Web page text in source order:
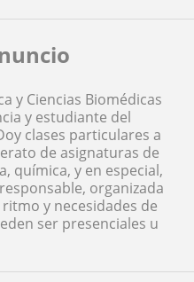
y Ciencias Biomédicas
y estudiante del
clases particulares a
de asignaturas de
química, y en especial,
organizada
y necesidades de
ser presenciales u